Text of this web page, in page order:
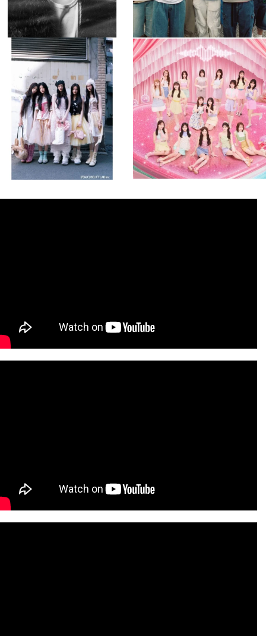
musicjapantv
💡8月特番放送決定！
8月 4
2 0
musicjapantv
💡8月特番放送決定！
...
8月 4
2 0